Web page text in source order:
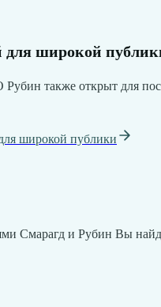
широкой
также открыт для
широкой публики
Смарагд и Рубин Вы